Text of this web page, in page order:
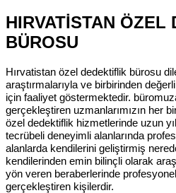
HIRVATİSTAN ÖZEL
BÜROSU
Hırvatistan özel dedektiflik bürosu
araştırmalarıyla ve birbirinden
için faaliyet göstermektedir.
gerçekleştiren uzmanlarımızın her
özel dedektiflik hizmetlerinde uzun
tecrübeli deneyimli alanlarında
alanlarda kendilerini geliştirmiş
kendilerinden emin bilinçli olarak
yön veren beraberlerinde profesyonel
gerçekleştiren kişilerdir.